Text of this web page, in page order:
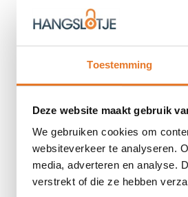
Toestemming
Deze website maakt gebruik
We gebruiken cookies om
websiteverkeer te analyseren.
media, adverteren en analyse.
verstrekt of die ze hebben
Gevello
13,95
Nog niet
OP VOORRAAD